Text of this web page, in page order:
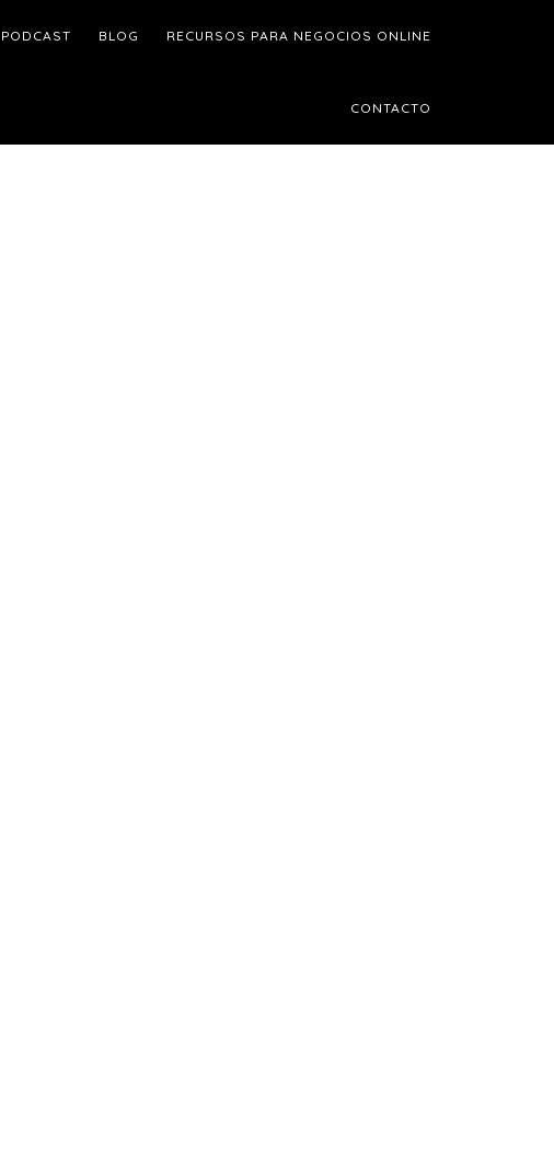
PODCAST BLOG RECURSOS PARA NEGOCIOS ONLINE
CONTACTO